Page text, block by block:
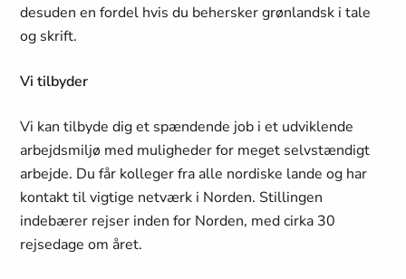
desuden en fordel hvis du behersker grønlandsk i tale
og skrift.
Vi tilbyder
Vi kan tilbyde dig et spændende job i et udviklende
arbejdsmiljø med muligheder for meget selvstændigt
arbejde. Du får kolleger fra alle nordiske lande og har
kontakt til vigtige netværk i Norden. Stillingen
indebærer rejser inden for Norden, med cirka 30
rejsedage om året.